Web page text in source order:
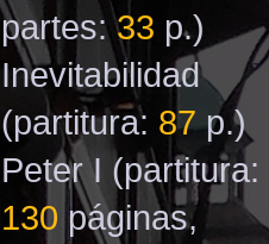
partes:33 p.)
Inevitabilidad
(partitura: 87p.)
Peter I (partitura:
130 páginas,